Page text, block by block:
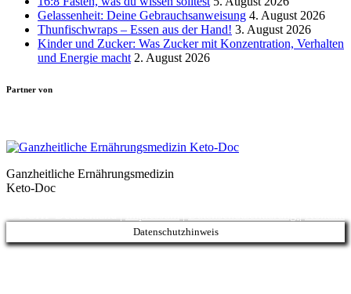
Gelassenheit: Deine Gebrauchsanweisung 4. August 2026
Thunfischwraps – Essen aus der Hand! 3. August 2026
Kinder und Zucker: Was Zucker mit Konzentration, Verhalten
und Energie macht 2. August 2026
Partner von
Ganzheitliche Ernährungsmedizin
Keto-Doc
Datenschutzhinweis